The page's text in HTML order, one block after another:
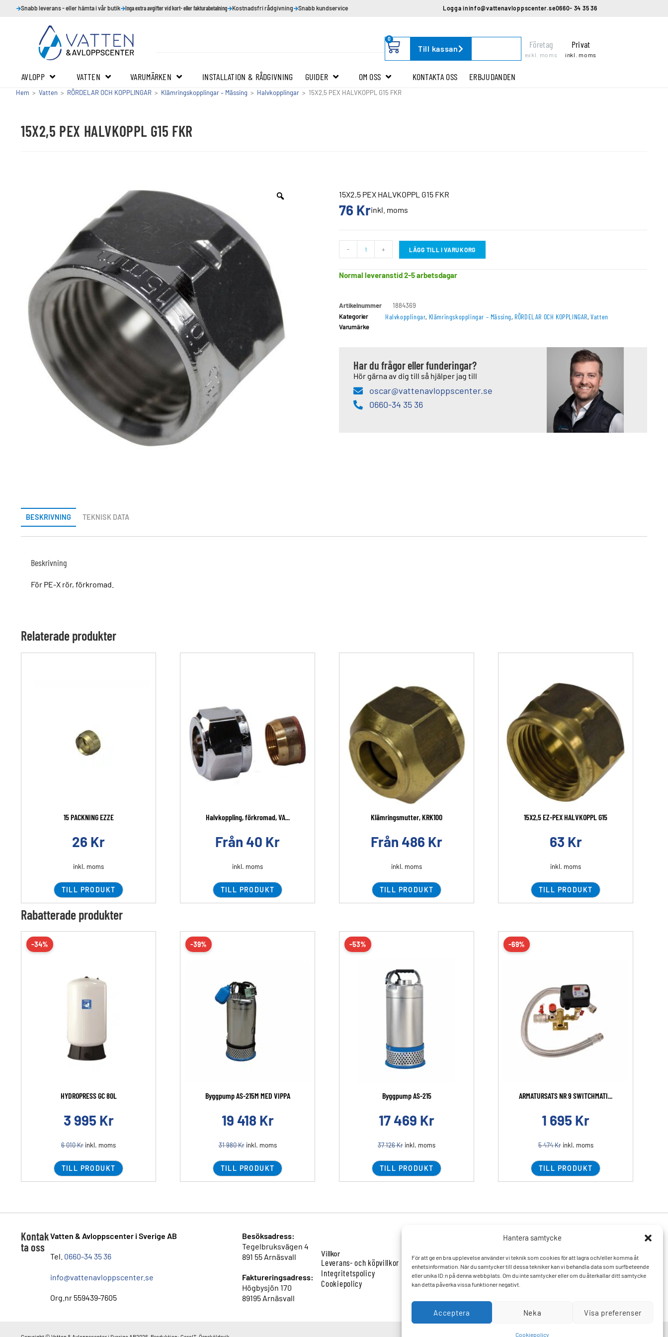
Hantera samtycke
För att ge en bra upplevelse använder vi teknik som cookies för att lagra och/eller komma åt
enhetsinformation. När du samtycker till dessa tekniker kan vi behandla data som surfbeteende
eller unika ID:n på denna webbplats. Om du inte samtycker eller om du återkallar ditt samtycke
kan detta påverka vissa funktioner negativt.
Acceptera Neka Visa preferenser
Cookiepolicy
Snabb leverans - eller hämta i vår butik Inga extra avgifter vid kort- eller fakturabetalning Kostnadsfri rådgivning Snabb kundservice Logga ininfo@vattenavloppscenter.se0660- 34 35 36
0
Till kassan Företag
exkl. moms
Privat
inkl. moms
AVLOPP VATTEN VARUMÄRKEN INSTALLATION & RÅDGIVNING GUIDER OM OSS KONTAKTA OSS ERBJUDANDEN
Hem > Vatten > RÖRDELAR OCH KOPPLINGAR > Klämringskopplingar – Mässing > Halvkopplingar > 15X2,5 PEX HALVKOPPL G15 FKR
15X2,5 PEX HALVKOPPL G15 FKR
15X2,5 PEX HALVKOPPL G15 FKR
76 Krinkl. moms
- + LÄGG TILL I VARUKORG
Normal leveranstid 2-5 arbetsdagar
Artikelnummer
1884369
Kategorier
Halvkopplingar, Klämringskopplingar – Mässing, RÖRDELAR OCH KOPPLINGAR,Vatten
Varumärke
Har du frågor eller funderingar?
Hör gärna av dig till så hjälper jag till
oscar@vattenavloppscenter.se
0660-34 35 36
BESKRIVNING TEKNISK DATA
Beskrivning
För PE-X rör, förkromad.
Relaterade produkter
15 PACKNING EZZE
26 Kr
inkl. moms
TILL PRODUKT
Halvkoppling, förkromad, VA...
Från 40 Kr
inkl. moms
TILL PRODUKT
Klämringsmutter, KRK100
Från 486 Kr
inkl. moms
TILL PRODUKT
15X2,5 EZ-PEX HALVKOPPL G15
63 Kr
inkl. moms
TILL PRODUKT
Rabatterade produkter
-34%
HYDROPRESS GC 80L
3 995 Kr
6 010Kr inkl. moms
TILL PRODUKT
-39%
Byggpump AS-215M MED VIPPA
19 418 Kr
31 980Krinkl. moms
TILL PRODUKT
-53%
Byggpump AS-215
17 469 Kr
37 126Kr inkl. moms
TILL PRODUKT
-69%
ARMATURSATS NR 9 SWITCHMATI...
1 695 Kr
5 474Krinkl. moms
TILL PRODUKT
Kontak
ta oss
Vatten & Avloppscenter i Sverige AB
Tel. 0660-34 35 36
info@vattenavloppscenter.se
Org.nr 559439-7605
Besöksadress:
Tegelbruksvägen 4
891 55 Arnäsvall
Faktureringsadress:
Högbysjön 170
89195 Arnäsvall
Villkor
Leverans- och köpvillkor
Integritetspolicy
Cookiepolicy
Varumärken
Mitt konto
Vanliga frågor och svar
Kontakta oss
Hitta till oss